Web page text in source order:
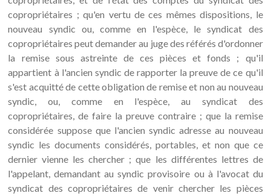
copropriétaires ; qu'en vertu de ces mêmes dispositions, le
nouveau syndic ou, comme en l'espèce, le syndicat des
copropriétaires peut demander au juge des référés d'ordonner
la remise sous astreinte de ces pièces et fonds ; qu'il
appartient à l'ancien syndic de rapporter la preuve de ce qu'il
s'est acquitté de cette obligation de remise et non au nouveau
syndic, ou, comme en l'espèce, au syndicat des
copropriétaires, de faire la preuve contraire ; que la remise
considérée suppose que l'ancien syndic adresse au nouveau
syndic les documents considérés, portables, et non que ce
dernier vienne les chercher ; que les différentes lettres de
l'appelant, demandant au syndic provisoire ou à l'avocat du
syndicat des copropriétaires de venir chercher les pièces